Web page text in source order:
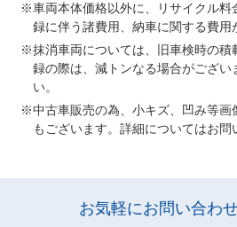
車両本体価格以外に、リサイクル料
録に伴う諸費用、納車に関する費用
抹消車両については、旧車検時の積
録の際は、減トンなる場合がござい
い。
中古車販売の為、小キズ、凹み等画
もございます。詳細についてはお問
お気軽にお問い合わ